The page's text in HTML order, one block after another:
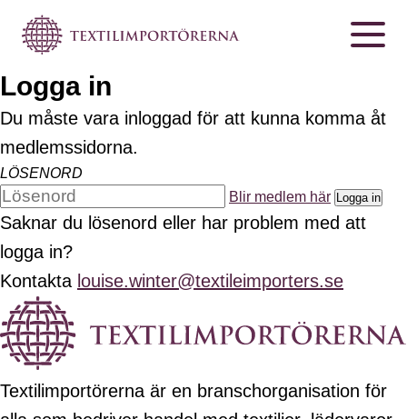
Logga in
Du måste vara inloggad för att kunna komma åt
medlemssidorna.
LÖSENORD
Blir medlem här
Logga in
Saknar du lösenord eller har problem med att
logga in?
Kontakta louise.winter@textileimporters.se
Textilimportörerna är en branschorganisation för